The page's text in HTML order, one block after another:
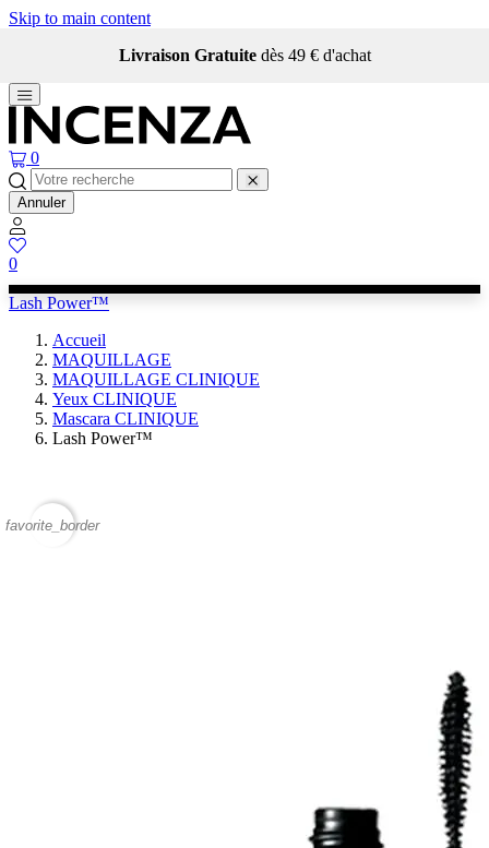
Skip to main content
Livraison Gratuite dès 49 € d'achat
0
Annuler
0
Lash Power™
Accueil
MAQUILLAGE
MAQUILLAGE CLINIQUE
Yeux CLINIQUE
Mascara CLINIQUE
Lash Power™
favorite_border